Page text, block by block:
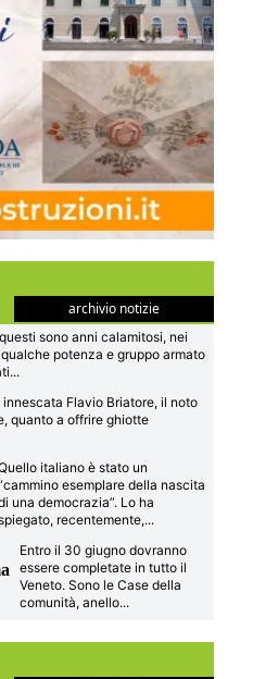
archivio notizie
sono anni calamitosi, nei
potenza e gruppo armato
...
innescata Flavio Briatore, il noto
quanto a offrire ghiotte
italiano è stato un
esemplare della nascita
una democrazia”. Lo ha
recentemente,...
Entro il 30 giugno dovranno
essere completate in tutto il
Veneto. Sono le Case della
comunità, anello...